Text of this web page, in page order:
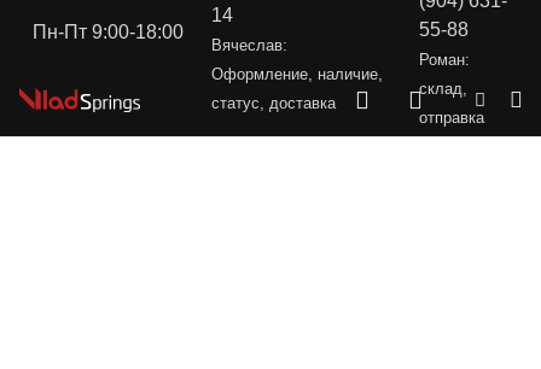
Пн-Пт 9:00-18:00
14
Вячеслав:
Оформление, наличие,
статус, доставка
55-88
Роман:
склад,
отправка